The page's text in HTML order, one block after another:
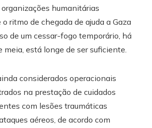
organizações humanitárias
ritmo de chegada de ajuda a Gaza
de um cessar-fogo temporário, há
meia, está longe de ser suficiente.
considerados operacionais
na prestação de cuidados
com lesões traumáticas
aéreos, de acordo com